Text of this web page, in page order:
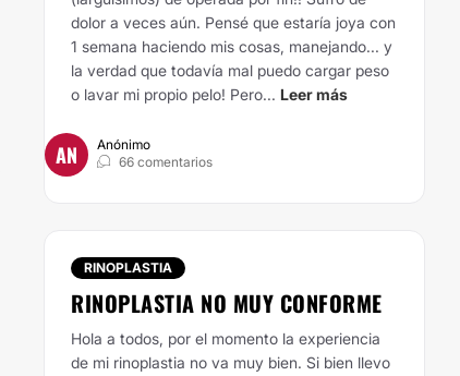
dolor a veces aún. Pensé que estaría joya con
1 semana haciendo mis cosas, manejando... y
la verdad que todavía mal puedo cargar peso
o lavar mi propio pelo! Pero... Leer más
AN
Anónimo
66 comentarios
RINOPLASTIA
RINOPLASTIA NO MUY CONFORME
Hola a todos, por el momento la experiencia
de mi rinoplastia no va muy bien. Si bien llevo